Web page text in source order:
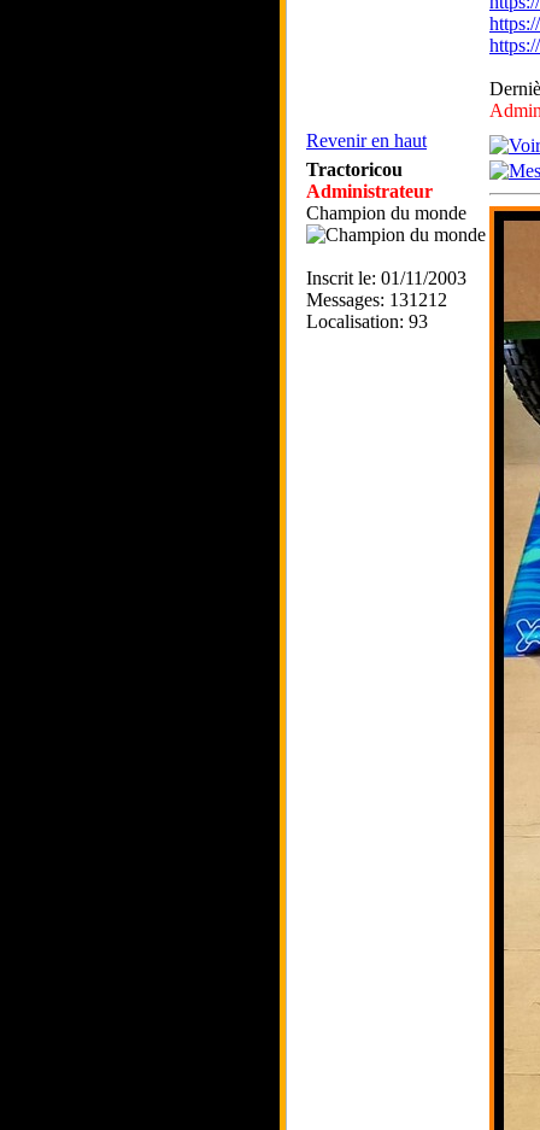
Revenir en haut
Tractoricou
Administrateur
Champion du monde
Inscrit le: 01/11/2003
Messages: 131212
Localisation: 93